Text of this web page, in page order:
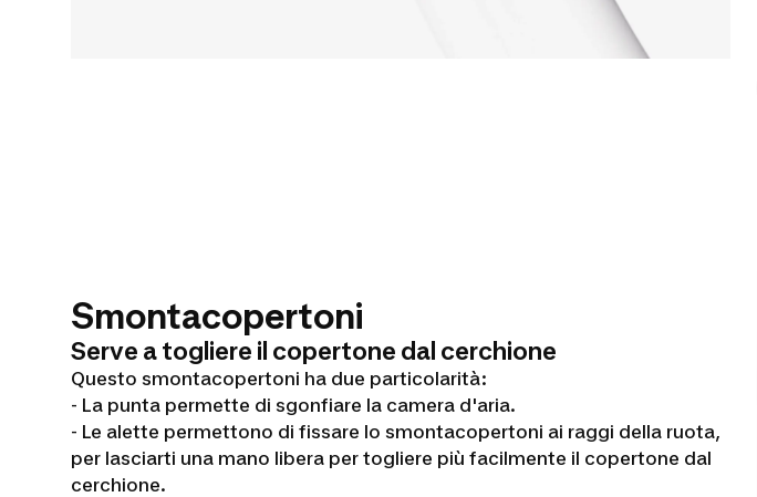
Smontacopertoni
Serve a togliere il copertone dal cerchione
Questo smontacopertoni ha due particolarità:
- La punta permette di sgonfiare la camera d'aria.
- Le alette permettono di fissare lo smontacopertoni ai raggi della ruota,
per lasciarti una mano libera per togliere più facilmente il copertone dal
cerchione.